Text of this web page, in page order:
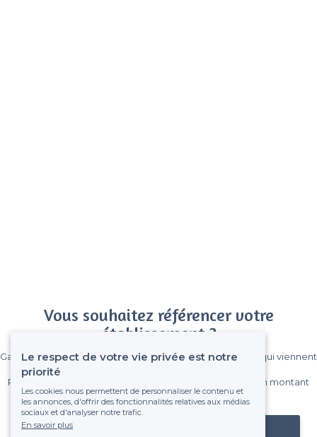
Vous souhaitez référencer votre
établissement ?
Gagnez de nombreux clients parmi le million de visiteurs qui viennent
Pas de commissions et sans engagement, vous payez un montant
fixe sans risque de voir déraper la facture.
Référencer mon établissement
Le respect de votre vie privée est notre
priorité
Les cookies nous permettent de personnaliser le contenu et
les annonces, d'offrir des fonctionnalités relatives aux médias
sociaux et d'analyser notre trafic.
En savoir plus